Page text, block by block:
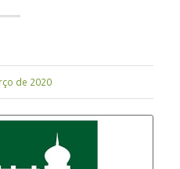
de 2020